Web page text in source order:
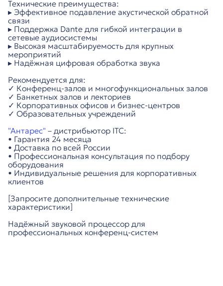
Технические преимущества:
▸ Эффективное подавление акустической обратной
связи
▸ Поддержка Dante для гибкой интеграции в
сетевые аудиосистемы
▸ Высокая масштабируемость для крупных
мероприятий
▸ Надёжная цифровая обработка звука
Рекомендуется для:
✓ Конференц-залов и многофункциональных залов
✓ Банкетных залов и лекториев
✓ Корпоративных офисов и бизнес-центров
✓ Образовательных учреждений
"Антарес" – дистрибьютор ITC:
• Гарантия 24 месяца
• Доставка по всей России
• Профессиональная консультация по подбору
оборудования
• Индивидуальные решения для корпоративных
клиентов
[Запросите дополнительные технические
характеристики]
Надёжный звуковой процессор для
профессиональных конференц-систем